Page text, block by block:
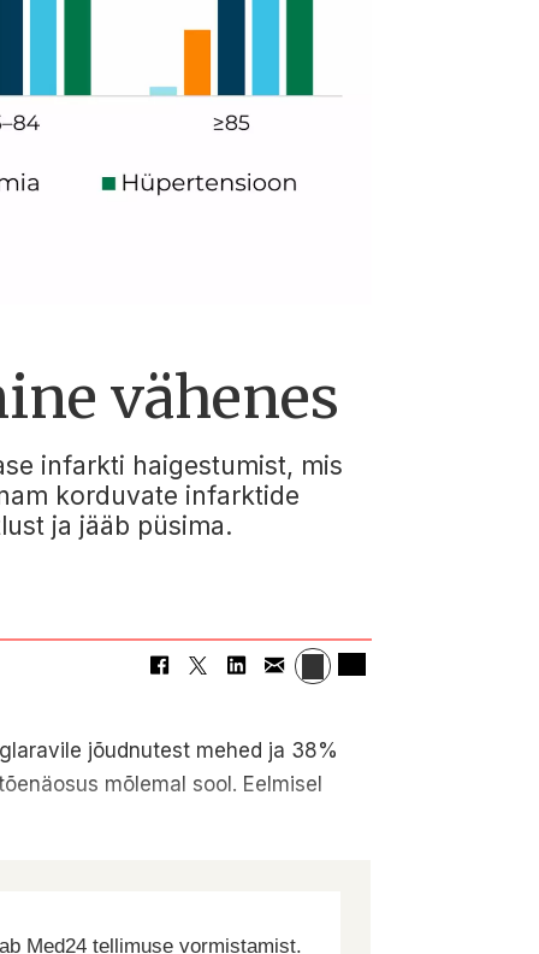
vähenes
infarkti haigestumist, mis
korduvate infarktide
ja jääb püsima.
jõudnutest mehed ja 38%
mõlemal sool. Eelmisel
Med24 tellimuse vormistamist.